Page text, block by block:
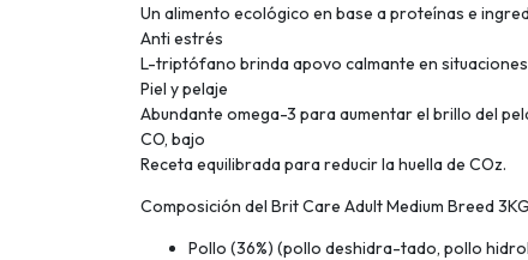
Un alimento ecológico en base a proteínas e
Anti estrés
L-triptófano brinda apovo calmante en
Piel y pelaje
Abundante omega-3 para aumentar el brillo del
CO, bajo
Receta equilibrada para reducir la huella de COz.
Composición del Brit Care Adult Medium Breed 3KG
Pollo (36%) (pollo deshidra-tado, pollo